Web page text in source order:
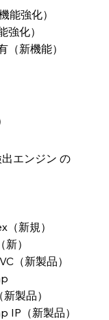
能強化）
強化）
（新機能）
エンジン の
（新規）
）
（新製品）
製品）
IP（新製品）